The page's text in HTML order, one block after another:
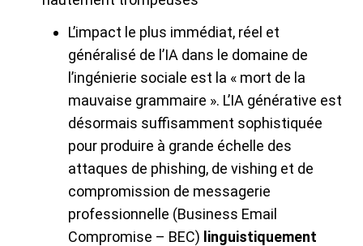
L’impact le plus immédiat, réel et
généralisé de l’IA dans le domaine de
l’ingénierie sociale est la « mort de la
mauvaise grammaire ». L’IA générative est
désormais suffisamment sophistiquée
pour produire à grande échelle des
attaques de phishing, de vishing et de
compromission de messagerie
professionnelle (Business Email
Compromise – BEC) linguistiquement